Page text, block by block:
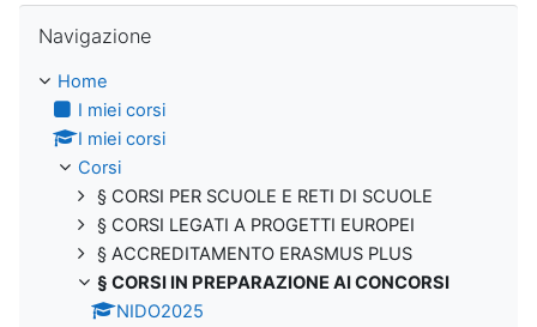
Navigazione
Home
I miei corsi
I miei corsi
Corsi
§ CORSI PER SCUOLE E RETI DI SCUOLE
§ CORSI LEGATI A PROGETTI EUROPEI
§ ACCREDITAMENTO ERASMUS PLUS
§ CORSI IN PREPARAZIONE AI CONCORSI
NIDO2025